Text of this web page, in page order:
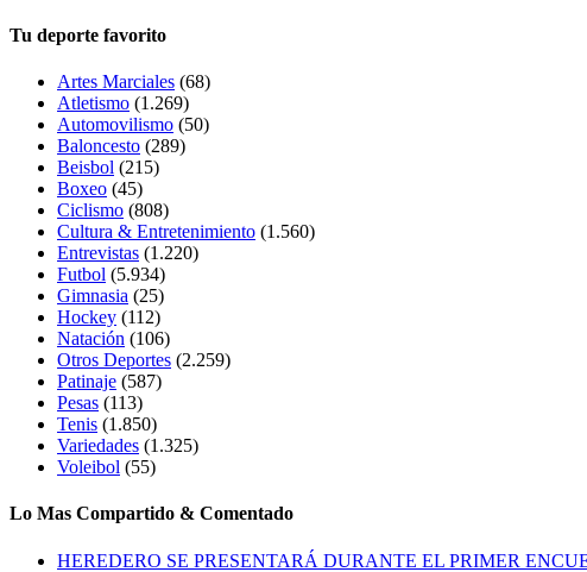
Tu deporte favorito
Artes Marciales (68)
Atletismo (1.269)
Automovilismo (50)
Baloncesto (289)
Beisbol (215)
Boxeo (45)
Ciclismo (808)
Cultura & Entretenimiento (1.560)
Entrevistas (1.220)
Futbol (5.934)
Gimnasia (25)
Hockey (112)
Natación (106)
Otros Deportes (2.259)
Patinaje (587)
Pesas (113)
Tenis (1.850)
Variedades (1.325)
Voleibol (55)
Lo Mas Compartido & Comentado
HEREDERO SE PRESENTARÁ DURANTE EL PRIMER